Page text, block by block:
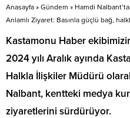
Anasayfa » Gündem » Hamdi
Anlamlı Ziyaret: Basınla güçlü bağ,
Kastamonu Haber
2024 yılı Aralık ayında
Halkla İlişkiler Müdürü
Nalbant, kentteki medya
ziyaretlerini sürdürüyor.